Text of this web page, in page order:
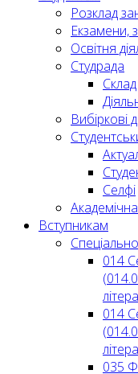
Розклад
Екзамени,
Освітня
Студрада
Вибіркові
Селфі
Вступникам
014
014
035